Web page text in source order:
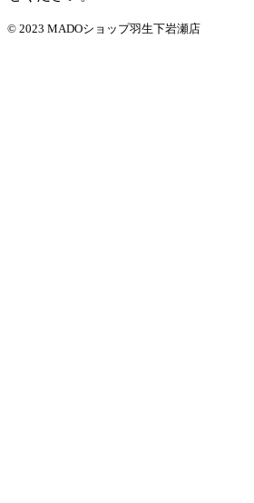
© 2023 MADOショップ羽生下岩瀬店